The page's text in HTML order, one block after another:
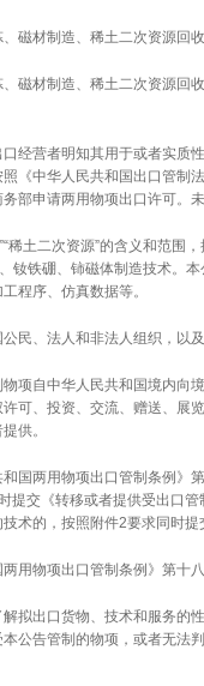
磁材制造、稀土二次资源回
、磁材制造、稀土二次资源
经营者明知其用于或者实质
《中华人民共和国出口管制
部申请两用物项出口许可。
稀土二次资源”的含义和范围
钕铁硼、铈磁体制造技术。
程序、仿真数据等。
民、法人和非法人组织，以
项自中华人民共和国境内向
可、投资、交流、赠送、展
供。
国两用物项出口管制条例》
提交《转移或者提供受出口
术的，按照附件2要求同时提
用物项出口管制条例》第十
拟出口货物、技术和服务的
公告管制的物项，或者无法